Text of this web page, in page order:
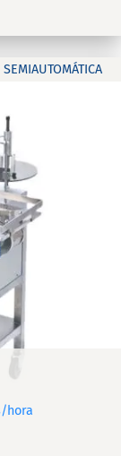
SEMIAUTOMÁTICA
hora